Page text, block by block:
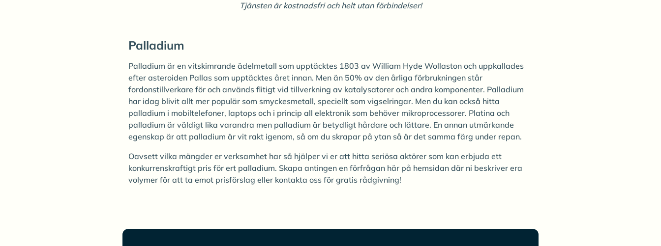
Tjänsten är kostnadsfri och helt utan förbindelser!
Palladium
Palladium är en vitskimrande ädelmetall som upptäcktes 1803 av William Hyde Wollaston och uppkallades
efter asteroiden Pallas som upptäcktes året innan. Men än 50% av den årliga förbrukningen står
fordonstillverkare för och används flitigt vid tillverkning av katalysatorer och andra komponenter. Palladium
har idag blivit allt mer populär som smyckesmetall, speciellt som vigselringar. Men du kan också hitta
palladium i mobiltelefoner, laptops och i princip all elektronik som behöver mikroprocessorer. Platina och
palladium är väldigt lika varandra men palladium är betydligt hårdare och lättare. En annan utmärkande
egenskap är att palladium är vit rakt igenom, så om du skrapar på ytan så är det samma färg under repan.
Oavsett vilka mängder er verksamhet har så hjälper vi er att hitta seriösa aktörer som kan erbjuda ett
konkurrenskraftigt pris för ert palladium. Skapa antingen en förfrågan här på hemsidan där ni beskriver era
volymer för att ta emot prisförslag eller kontakta oss för gratis rådgivning!